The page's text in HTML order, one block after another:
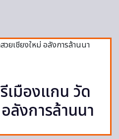
เมืองแกน วัด
ลังการล้านนา